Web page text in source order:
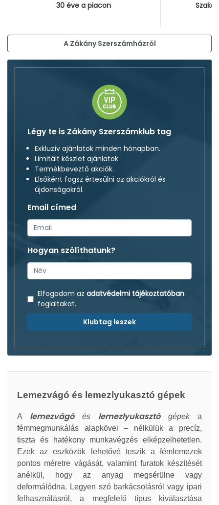
30 éve a piacon
A Zákány Szerszámházról
Légy te is Zákány Szerszámklub tag
Exkluzív ajánlatok minden hónapban.
Limitált készlet ajánlatok.
Termékbeveztő akciók.
Elsőként fogsz értesülni az akciókról és
újdonságokról.
Email címed
Hogyan szólíthatunk?
Elfogadom az adatvédelmi tájékoztatóban
foglaltakat.
Klubtag leszek
Lemezvágó és lemezlyukasztó gépek
A lemezvágó és lemezlyukasztógépeka
fémmegmunkálás alapkövei – nélkülük a precíz,
tiszta és hatékony munkavégzés elképzelhetetlen.
Ezek az eszközök lehetővé teszik a fémlemezek
pontos méretre vágását, valamint furatok készítését
anélkül, hogy az anyag megsérülne vagy
deformálódna. Legyen szó barkácsolásról vagy ipari
felhasználásról, a megfelelő típus kiválasztása